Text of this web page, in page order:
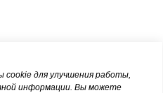
для улучшения работы,
информации. Вы можете